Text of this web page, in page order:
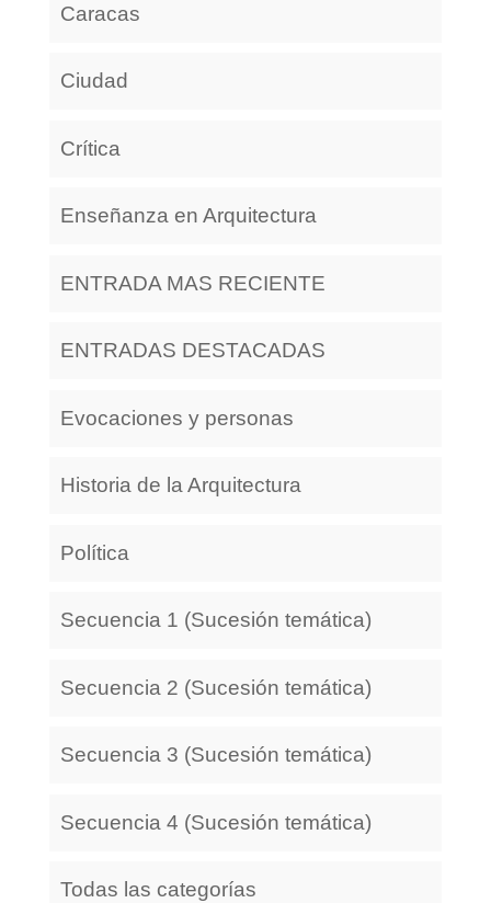
Caracas
Ciudad
Crítica
Enseñanza en Arquitectura
ENTRADA MAS RECIENTE
ENTRADAS DESTACADAS
Evocaciones y personas
Historia de la Arquitectura
Política
Secuencia 1 (Sucesión temática)
Secuencia 2 (Sucesión temática)
Secuencia 3 (Sucesión temática)
Secuencia 4 (Sucesión temática)
Todas las categorías